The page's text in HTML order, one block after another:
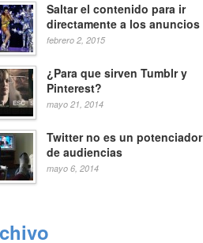
Saltar el contenido para ir
directamente a los anuncios
febrero 2, 2015
¿Para que sirven Tumblr y
Pinterest?
mayo 21, 2014
Twitter no es un potenciador
de audiencias
mayo 6, 2014